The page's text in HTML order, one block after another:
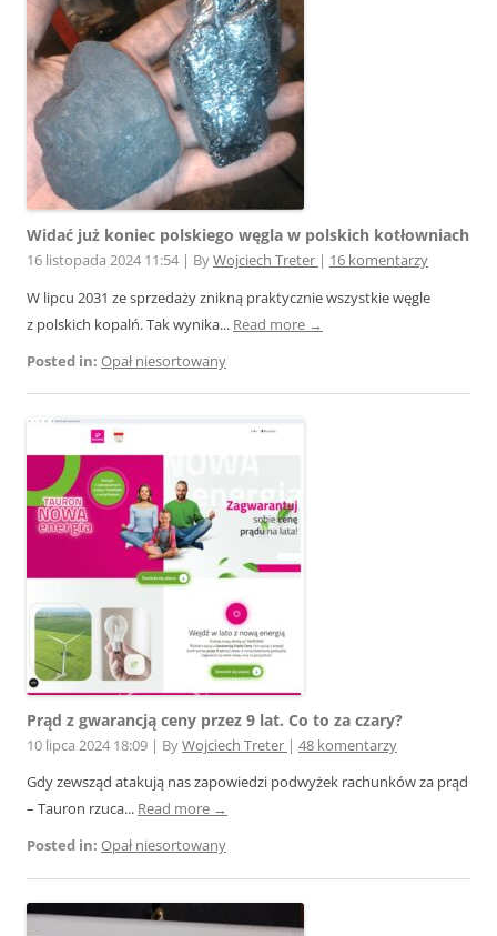
Widać już koniec polskiego węgla w polskich kotłowniach
16 listopada 2024 11:54 | ByWojciech Treter | 16 komentarzy
W lipcu 2031 ze sprzedaży znikną praktycznie wszystkie węgle
z polskich kopalń. Tak wynika... Read more →
Posted in: Opał niesortowany
Prąd z gwarancją ceny przez 9 lat. Co to za czary?
10 lipca 2024 18:09 | ByWojciech Treter | 48 komentarzy
Gdy zewsząd atakują nas zapowiedzi podwyżek rachunków za prąd
– Tauron rzuca... Read more →
Posted in: Opał niesortowany